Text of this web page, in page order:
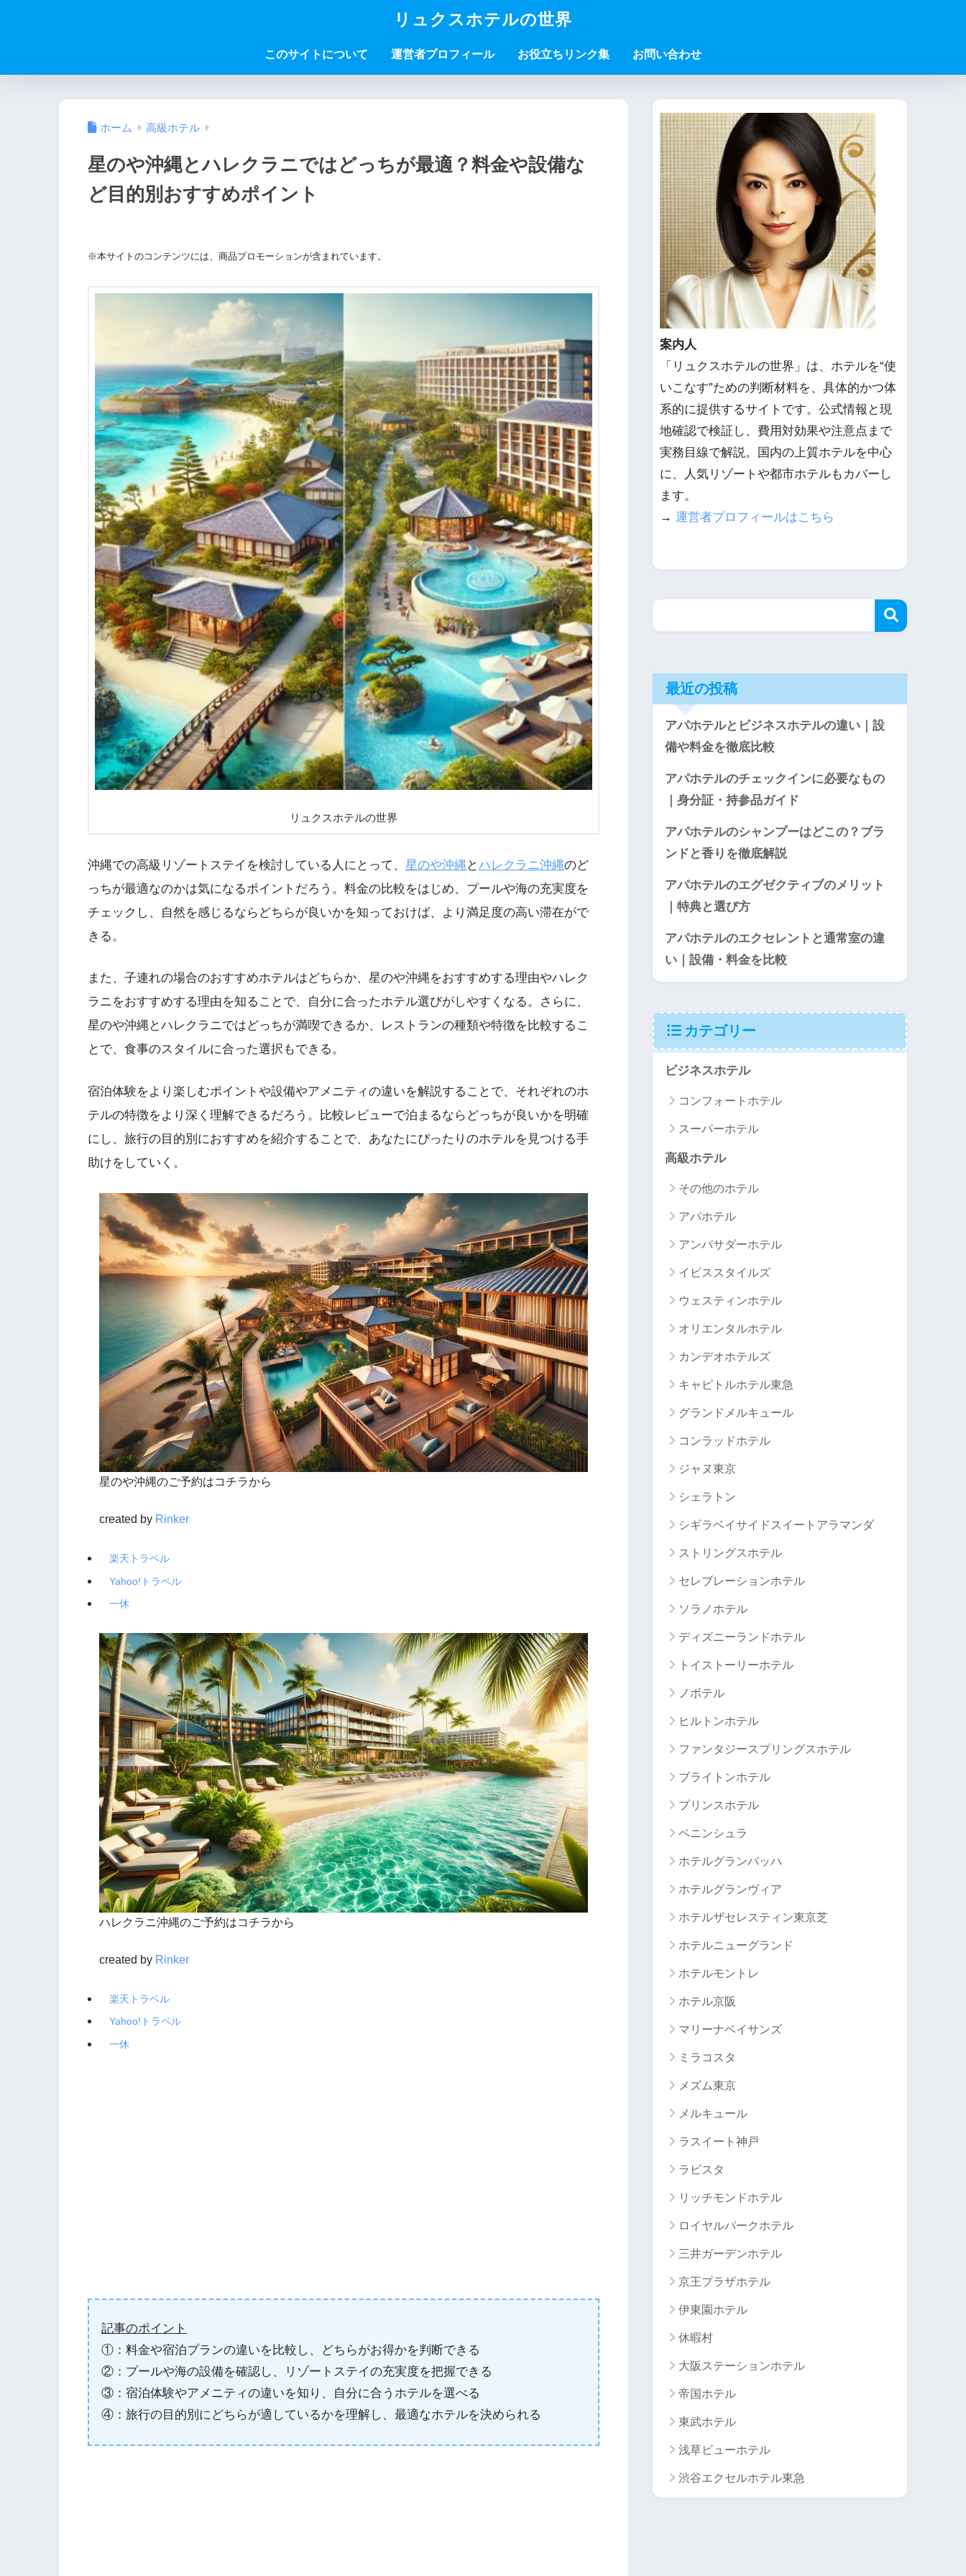
リュクスホテルの世界
このサイトについて 運営者プロフィール お役立ちリンク集 お問い合わせ
ホーム 高級ホテル
星のや沖縄とハレクラニではどっちが最適？料金や設備な
ど目的別おすすめポイント
※本サイトのコンテンツには、商品プロモーションが含まれています。
リュクスホテルの世界
沖縄での高級リゾートステイを検討している人にとって、 星のや沖縄 とハレクラニ沖縄のど
っちが最適なのかは気になるポイントだろう。料金の比較をはじめ、プールや海の充実度を
チェックし、自然を感じるならどちらが良いかを知っておけば、より満足度の高い滞在がで
きる。
また、子連れの場合のおすすめホテルはどちらか、星のや沖縄をおすすめする理由やハレク
ラニをおすすめする理由を知ることで、自分に合ったホテル選びがしやすくなる。さらに、
星のや沖縄とハレクラニではどっちが満喫できるか、レストランの種類や特徴を比較するこ
とで、食事のスタイルに合った選択もできる。
宿泊体験をより楽しむポイントや設備やアメニティの違いを解説することで、それぞれのホ
テルの特徴をより深く理解できるだろう。比較レビューで泊まるならどっちが良いかを明確
にし、旅行の目的別におすすめを紹介することで、あなたにぴったりのホテルを見つける手
助けをしていく。
星のや沖縄のご予約はコチラから
created by Rinker
楽天トラベル
Yahoo!トラベル
一休
ハレクラニ沖縄のご予約はコチラから
created by Rinker
楽天トラベル
Yahoo!トラベル
一休
記事のポイント
①：料金や宿泊プランの違いを比較し、どちらがお得かを判断できる
②：プールや海の設備を確認し、リゾートステイの充実度を把握できる
③：宿泊体験やアメニティの違いを知り、自分に合うホテルを選べる
④：旅行の目的別にどちらが適しているかを理解し、最適なホテルを決められる
案内人
「リュクスホテルの世界」は、ホテルを“使
いこなす”ための判断材料を、具体的かつ体
系的に提供するサイトです。公式情報と現
地確認で検証し、費用対効果や注意点まで
実務目線で解説。国内の上質ホテルを中心
に、人気リゾートや都市ホテルもカバーし
ます。
→ 運営者プロフィールはこちら
最近の投稿
アパホテルとビジネスホテルの違い｜設
備や料金を徹底比較
アパホテルのチェックインに必要なもの
｜身分証・持参品ガイド
アパホテルのシャンプーはどこの？ブラ
ンドと香りを徹底解説
アパホテルのエグゼクティブのメリット
｜特典と選び方
アパホテルのエクセレントと通常室の違
い｜設備・料金を比較
カテゴリー
ビジネスホテル
コンフォートホテル
スーパーホテル
高級ホテル
その他のホテル
アパホテル
アンバサダーホテル
イビススタイルズ
ウェスティンホテル
オリエンタルホテル
カンデオホテルズ
キャピトルホテル東急
グランドメルキュール
コンラッドホテル
ジャヌ東京
シェラトン
シギラベイサイドスイートアラマンダ
ストリングスホテル
セレブレーションホテル
ソラノホテル
ディズニーランドホテル
トイストーリーホテル
ノボテル
ヒルトンホテル
ファンタジースプリングスホテル
ブライトンホテル
プリンスホテル
ペニンシュラ
ホテルグランバッハ
ホテルグランヴィア
ホテルザセレスティン東京芝
ホテルニューグランド
ホテルモントレ
ホテル京阪
マリーナベイサンズ
ミラコスタ
メズム東京
メルキュール
ラスイート神戸
ラビスタ
リッチモンドホテル
ロイヤルパークホテル
三井ガーデンホテル
京王プラザホテル
伊東園ホテル
休暇村
大阪ステーションホテル
帝国ホテル
東武ホテル
浅草ビューホテル
渋谷エクセルホテル東急